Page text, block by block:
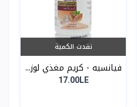
نفدت الكمية
فيانسيه - كريم مغذي لوز...
17.00LE